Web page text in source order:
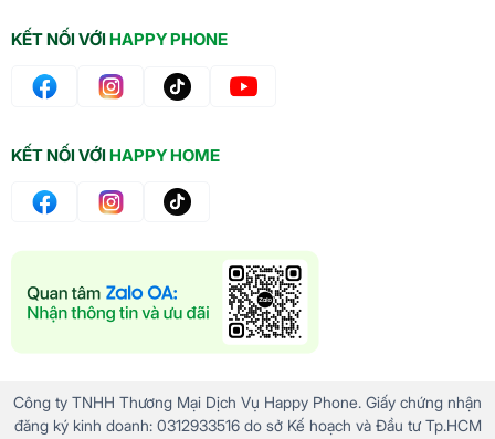
Snapdragon 8 Elite cũng được cải tiến về AI, giúp
điện thoại thông minh hơn. Nó có thể xử lý các tác
vụ liên quan đến AI nhanh hơn 40%, ví dụ như nhận
diện khuôn mặt, xử lý ảnh, dịch thuật, và trợ lý ảo
KẾT NỐI VỚIHAPPY PHONE
KẾT NỐI VỚIHAPPY HOME
Công ty TNHH Thương Mại Dịch Vụ Happy Phone. Giấy chứng nhận
đăng ký kinh doanh: 0312933516 do sở Kế hoạch và Đầu tư Tp.HCM